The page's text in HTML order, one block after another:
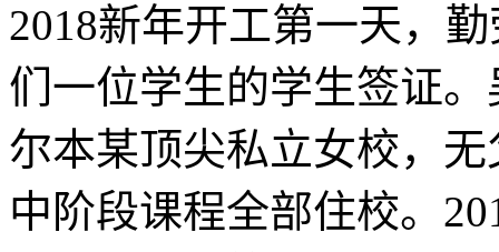
2018新年开工第一天，
们一位学生的学生签证
尔本某顶尖私立女校，
中阶段课程全部住校。